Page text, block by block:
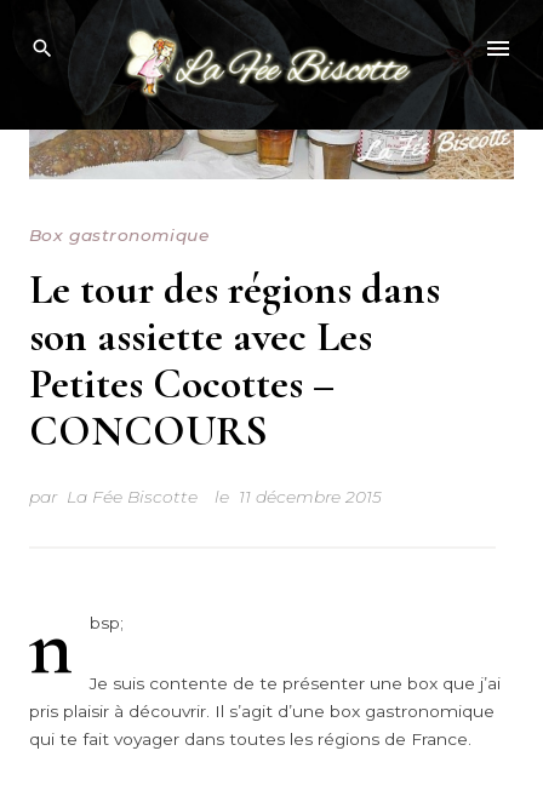
content
Box gastronomique
Le tour des régions dans
son assiette avec Les
Petites Cocottes –
CONCOURS
par La Fée Biscotte le 11 décembre 2015
n bsp;
Je suis contente de te présenter une box que j’ai
pris plaisir à découvrir. Il s’agit d’une box gastronomique
qui te fait voyager dans toutes les régions de France.